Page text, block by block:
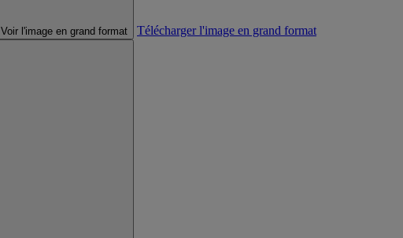
Voir l'image en grand format Télécharger l'image en grand format